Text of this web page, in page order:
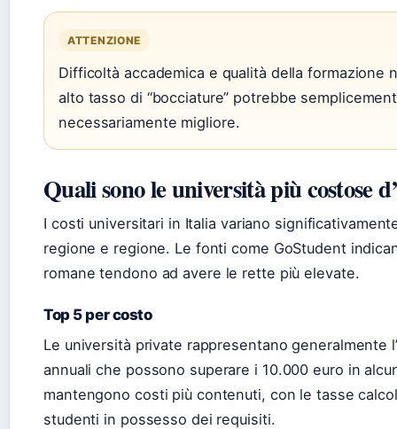
ATTENZIONE
Difficoltà accademica e qualità della formazione
alto tasso di “bocciature” potrebbe
necessariamente migliore.
Quali sono le università più costose
I costi universitari in Italia variano
regione e regione. Le fonti come GoStudent
romane tendono ad avere le rette più elevate.
Top 5 per costo
Le università private rappresentano generalmente
annuali che possono superare i 10.000 euro in
mantengono costi più contenuti, con le tasse
studenti in possesso dei requisiti.